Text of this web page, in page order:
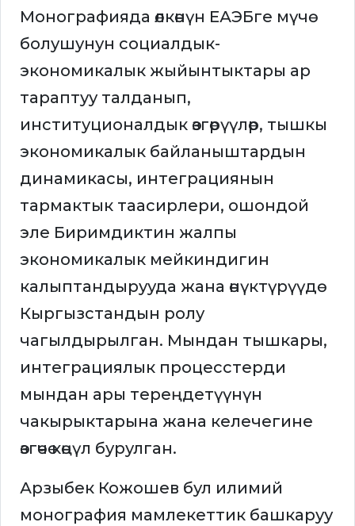
Монографияда өлкөнүн ЕАЭБге мүчө
болушунун социалдык-
экономикалык жыйынтыктары ар
тараптуу талданып,
институционалдык өзгөрүүлөр, тышкы
экономикалык байланыштардын
динамикасы, интеграциянын
тармактык таасирлери, ошондой
эле Биримдиктин жалпы
экономикалык мейкиндигин
калыптандырууда жана өнүктүрүүдө
Кыргызстандын ролу
чагылдырылган. Мындан тышкары,
интеграциялык процесстерди
мындан ары тереңдетүүнүн
чакырыктарына жана келечегине
өзгөчө көңүл бурулган.
Арзыбек Кожошев бул илимий
монография мамлекеттик башкаруу